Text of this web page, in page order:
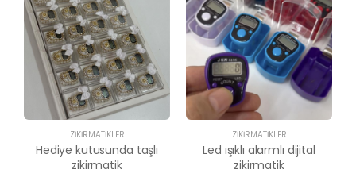
ZIKIRMATIKLER
Hediye kutusunda taşlı
zikirmatik
ZIKIRMATIKLER
Led ışıklı alarmlı dijital
zikirmatik